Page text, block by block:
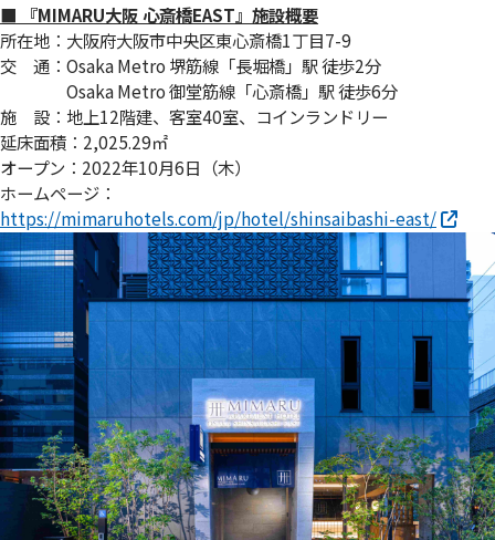
■ 『MIMARU大阪 心斎橋EAST』施設概要
所在地：大阪府大阪市中央区東心斎橋1丁目7-9
交 通：Osaka Metro 堺筋線「長堀橋」駅 徒歩2分
Osaka Metro 御堂筋線「心斎橋」駅 徒歩6分
施 設：地上12階建、客室40室、コインランドリー
延床面積：2,025.29㎡
オープン：2022年10月6日（木）
ホームページ：
https://mimaruhotels.com/jp/hotel/shinsaibashi-east/